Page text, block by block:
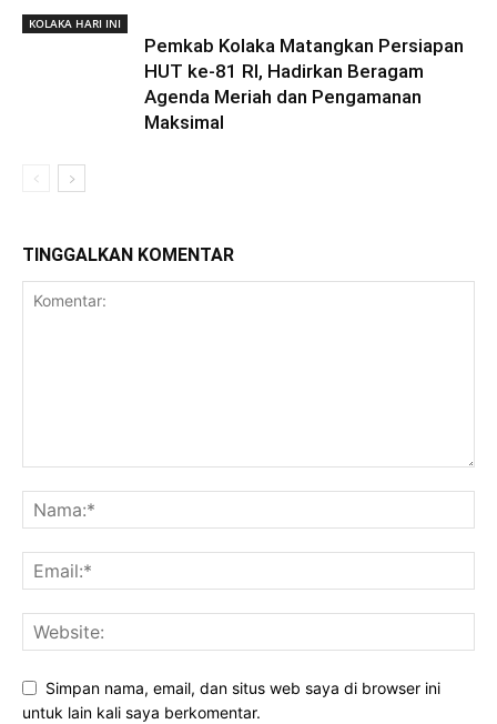
KOLAKA HARI INI
Pemkab Kolaka Matangkan Persiapan
HUT ke-81 RI, Hadirkan Beragam
Agenda Meriah dan Pengamanan
Maksimal
TINGGALKAN KOMENTAR
Simpan nama, email, dan situs web saya di browser ini
untuk lain kali saya berkomentar.